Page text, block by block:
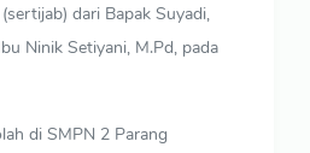
dari Bapak Suyadi,
Ninik Setiyani, M.Pd, pada
di SMPN 2 Parang